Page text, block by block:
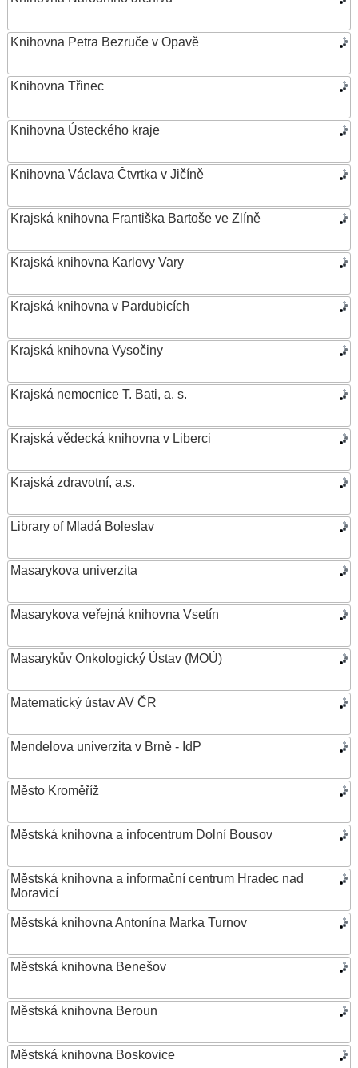
Knihovna Petra Bezruče v Opavě
Knihovna Třinec
Knihovna Ústeckého kraje
Knihovna Václava Čtvrtka v Jičíně
Krajská knihovna Františka Bartoše ve Zlíně
Krajská knihovna Karlovy Vary
Krajská knihovna v Pardubicích
Krajská knihovna Vysočiny
Krajská nemocnice T. Bati, a. s.
Krajská vědecká knihovna v Liberci
Krajská zdravotní, a.s.
Library of Mladá Boleslav
Masarykova univerzita
Masarykova veřejná knihovna Vsetín
Masarykův Onkologický Ústav (MOÚ)
Matematický ústav AV ČR
Mendelova univerzita v Brně - IdP
Město Kroměříž
Městská knihovna a infocentrum Dolní Bousov
Městská knihovna a informační centrum Hradec nad
Moravicí
Městská knihovna Antonína Marka Turnov
Městská knihovna Benešov
Městská knihovna Beroun
Městská knihovna Boskovice